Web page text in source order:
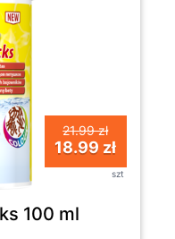
21.99 zł
18.99 zł
szt
100 ml